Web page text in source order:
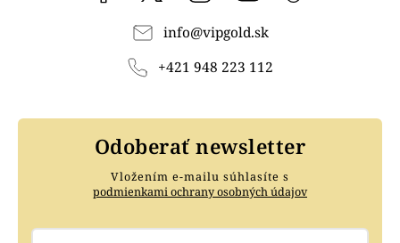
info@vipgold.sk
+421 948 223 112
Odoberať newsletter
Vložením e-mailu súhlasíte s
podmienkami ochrany osobných údajov